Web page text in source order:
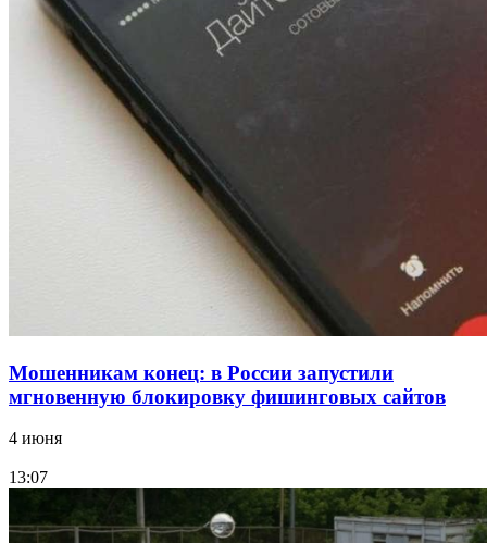
Сладкий праздник в Волгограде: в Центральном
парке прошёл фестиваль „Арбузный переполох“
Волгоградские компании нарастили экспорт:
заключены контракты на 3,6 млн долларов
Мошенникам конец: в России запустили
мгновенную блокировку фишинговых сайтов
4 июня
13:07